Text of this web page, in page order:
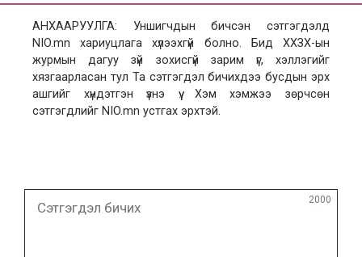
АНХААРУУЛГА: Уншигчдын бичсэн сэтгэгдэлд
NIO.mn хариуцлага хүлээхгүй болно. Бид ХХЗХ-ын
журмын дагуу зүй зохисгүй зарим үг, хэллэгийг
хязгаарласан тул Та сэтгэгдэл бичихдээ бусдын эрх
ашгийг хүндэтгэн үзнэ үү. Хэм хэмжээ зөрчсөн
сэтгэгдлийг NIO.mn устгах эрхтэй.
бичих
2000